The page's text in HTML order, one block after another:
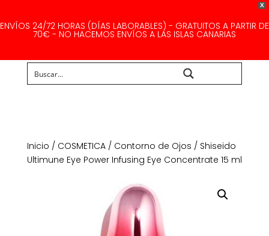
X
ENVÍOS 24/72 HORAS (DÍAS LABORABLES) - GRATUITOS A PARTIR DE
70€ - NO HACEMOS ENVÍOS A LAS ISLAS CANARIAS
Inicio / COSMETICA/ Contorno de Ojos / Shiseido
Ultimune Eye Power Infusing Eye Concentrate 15 ml